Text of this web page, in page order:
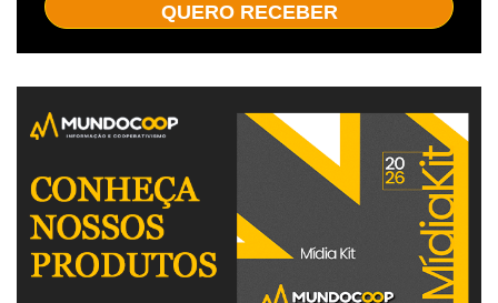
QUERO RECEBER